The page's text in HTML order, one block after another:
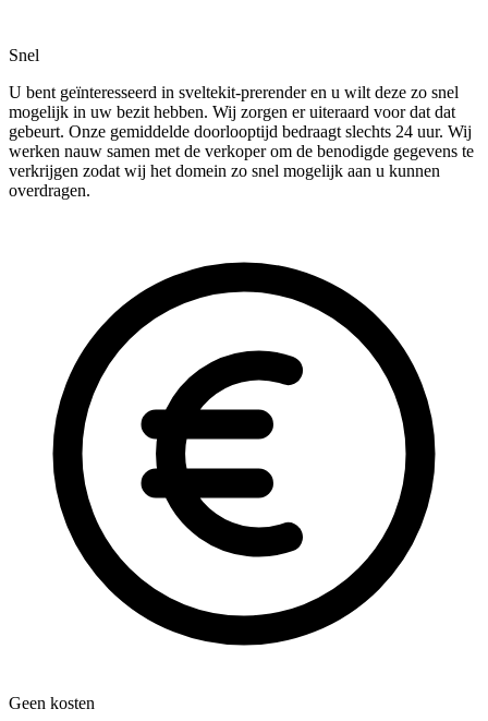
Snel
U bent geïnteresseerd in sveltekit-prerender en u wilt deze zo snel
mogelijk in uw bezit hebben. Wij zorgen er uiteraard voor dat dat
gebeurt. Onze gemiddelde doorlooptijd bedraagt slechts 24 uur. Wij
werken nauw samen met de verkoper om de benodigde gegevens te
verkrijgen zodat wij het domein zo snel mogelijk aan u kunnen
overdragen.
Geen kosten